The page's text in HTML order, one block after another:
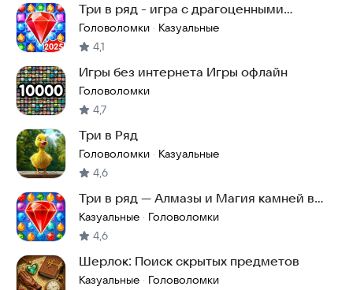
Три в ряд - игра с драгоценными
камнями
Головоломки · Казуальные
4,1
Игры без интернета Игры офлайн
Головоломки
4,7
Три в Ряд
Головоломки · Казуальные
4,6
Три в ряд — Алмазы и Магия камней в
лесу
Казуальные · Головоломки
4,6
Шерлок: Поиск скрытых предметов
Казуальные · Головоломки